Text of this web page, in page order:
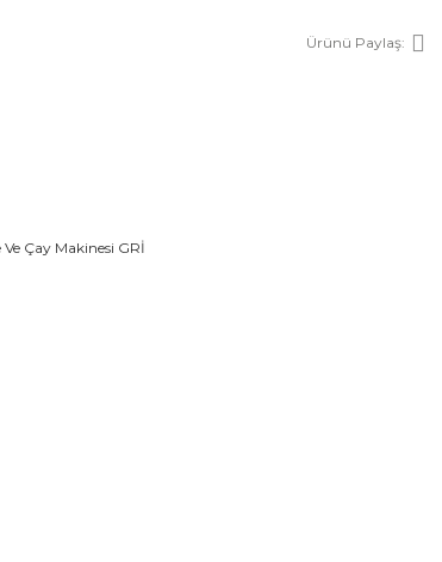
Ürünü Paylaş: